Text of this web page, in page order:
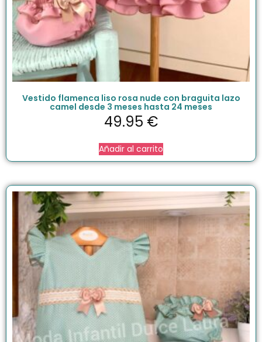
Vestido flamenca liso rosa nude con braguita lazo
camel desde 3 meses hasta 24 meses
49.95 €
Añadir al carrito